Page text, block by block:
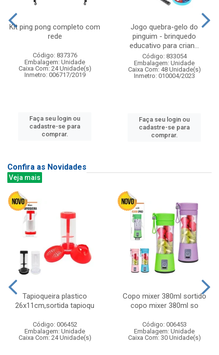
Kit ping pong completo com
rede
Código: 837376
Embalagem: Unidade
Caixa Com: 24 Unidade(s)
Inmetro: 006717/2019
Faça seu login ou
cadastre-se para
comprar.
Jogo quebra-gelo do
pinguim - brinquedo
educativo para crian...
Código: 833054
Embalagem: Unidade
Caixa Com: 48 Unidade(s)
Inmetro: 010004/2023
Faça seu login ou
cadastre-se para
comprar.
Confira as Novidades
Veja mais
Tapioqueira plastico
26x11cm,sortida tapioqu
Código: 006452
Embalagem: Unidade
Caixa Com: 24 Unidade(s)
Copo mixer 380ml sortido
copo mixer 380ml so
Código: 006453
Embalagem: Unidade
Caixa Com: 30 Unidade(s)